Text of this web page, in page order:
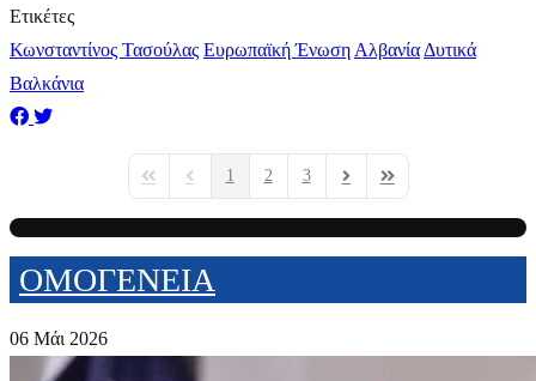
Ετικέτες
Κωνσταντίνος Τασούλας Ευρωπαϊκή Ένωση Αλβανία Δυτικά
Βαλκάνια
First PagePrevious Page
1 2 3
Next PageLast Page
ΟΜΟΓΕΝΕΙΑ
06 Μάι 2026